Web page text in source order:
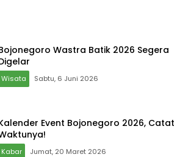
Wastra Batik 2026 Segera
Wisata Sabtu, 6 Juni 2026
Event Bojonegoro 2026, Catat
Kabar Jumat, 20 Maret 2026